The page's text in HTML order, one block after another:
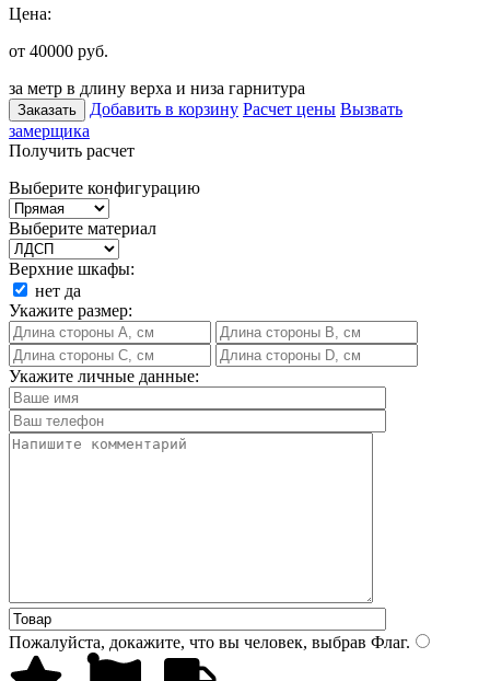
Цена:
от 40000 руб.
за метр в длину верха и низа гарнитура
Заказать Добавить в корзину Расчет цены Вызвать
замерщика
Получить расчет
Выберите конфигурацию
Выберите материал
Верхние шкафы:
нет да
Укажите размер:
Укажите личные данные:
Пожалуйста, докажите, что вы человек, выбрав Флаг.